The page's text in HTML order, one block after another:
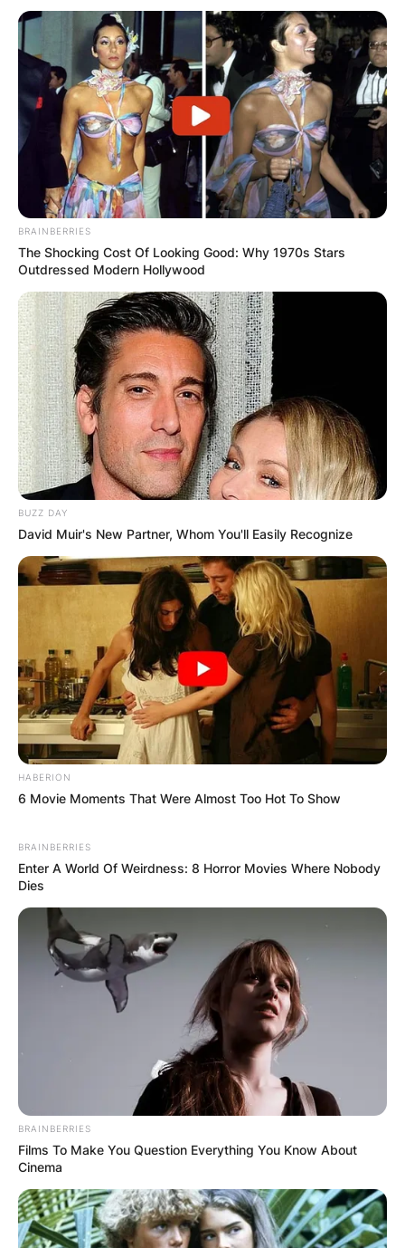
на спротивната страна, односно кај Радин
мост, со што можело да се избега во
случајн на опасност кон густата шума и во
планината.
Радин мост е најпознат во Кратово и висок
23 метри, а воедно се наоѓа над Манцева
Река. Според документите од минатото,
мостот е изграден во 1833 година од Хавзи-
Паша, а вреди да се споменат и Грошчиски
мост, Чаршиски, Јоркшиски и Горномалски
Во Кратово има три православни цркви, и
тоа „Св. Никола-чудотворец“, „Св. Јован
Претеча“ и „Св. Јован кратовски“. Во време
на турското владеење градот имал преку 20
цркви, од кои се пронајдени само остатоци.
BRAINBERRIES
The Shocking Cost Of Looking Good: Why 1970s Stars
Outdressed Modern Hollywood
BUZZ DAY
David Muir's New Partner, Whom You'll Easily Recognize
HABERION
6 Movie Moments That Were Almost Too Hot To Show
BRAINBERRIES
Enter A World Of Weirdness: 8 Horror Movies Where Nobody
Dies
BRAINBERRIES
Films To Make You Question Everything You Know About
Cinema